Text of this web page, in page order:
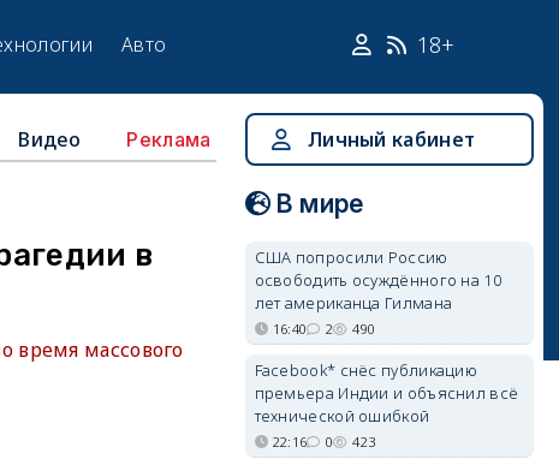
Авто 18+
Видео Реклама
в
время массового
Личный кабинет
В мире
США попросили Россию
освободить осуждённого на 10
лет американца Гилмана
16:40 2 490
Facebook* снёс публикацию
премьера Индии и объяснил всё
технической ошибкой
22:16 0 423